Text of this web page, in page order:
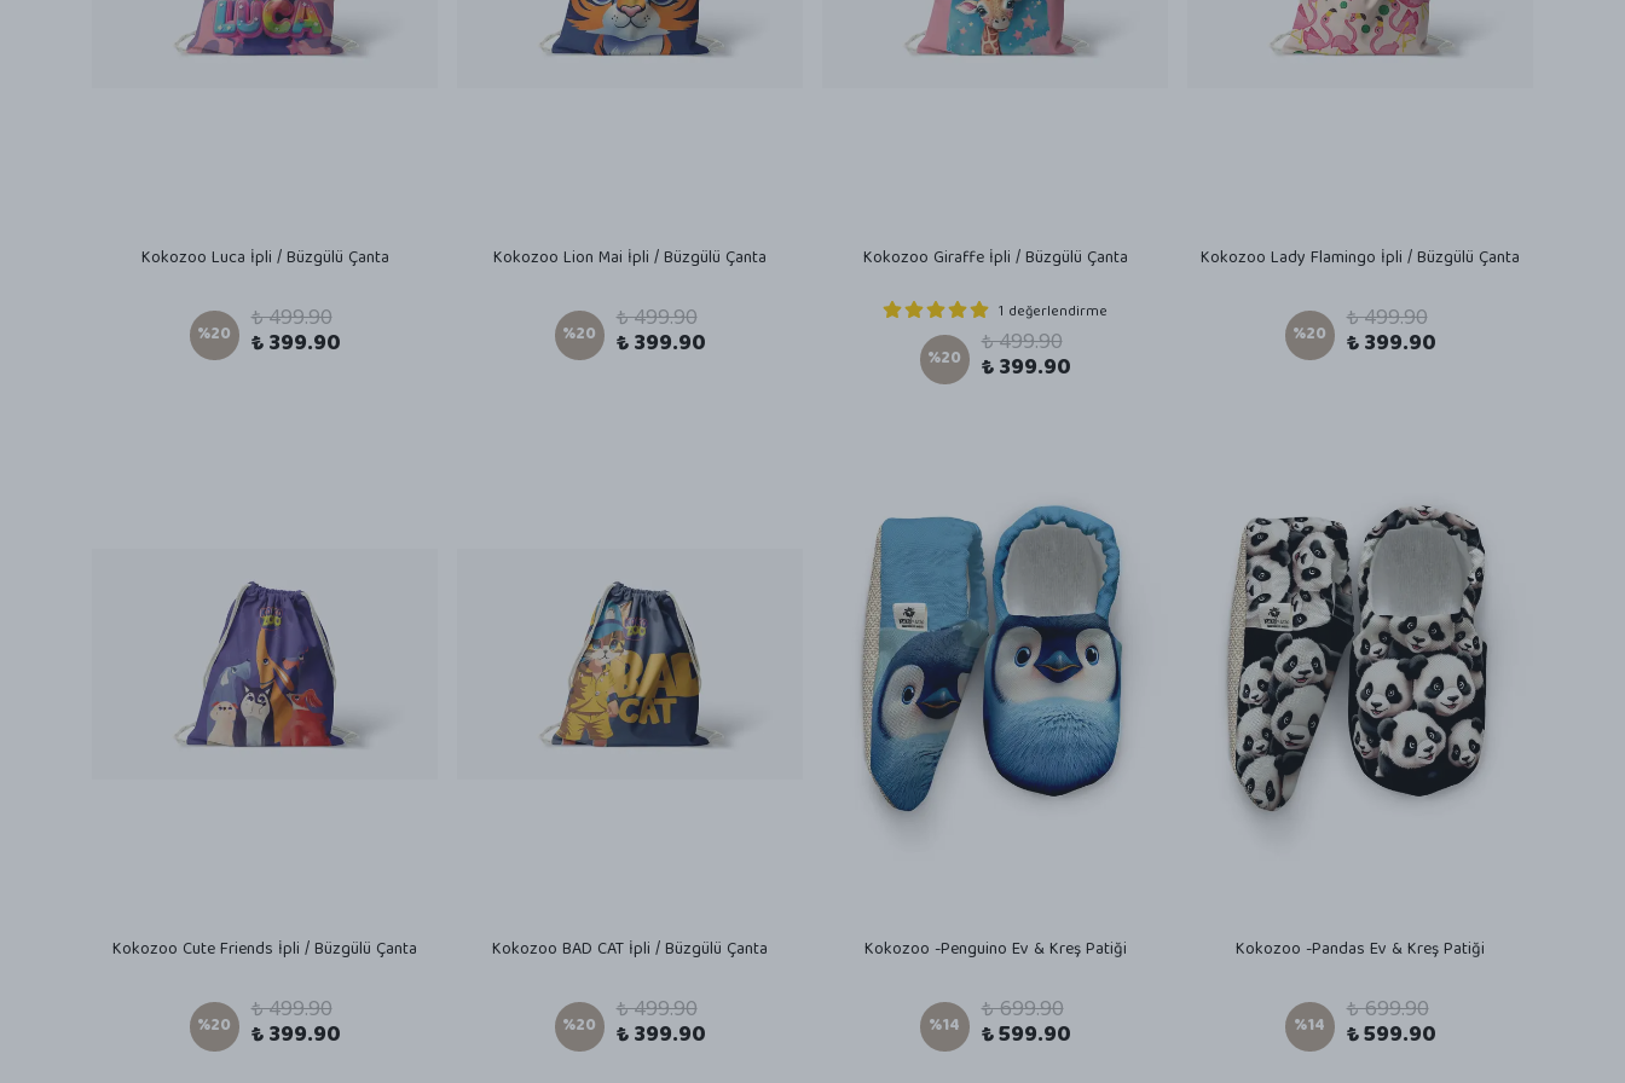
Kokozoo Luca İpli / Büzgülü Çanta
%20 ₺ 499.90
₺ 399.90
Kokozoo Lion Mai İpli / Büzgülü Çanta
%20 ₺ 499.90
₺ 399.90
Kokozoo Giraffe İpli / Büzgülü Çanta
1 değerlendirme
%20 ₺ 499.90
₺ 399.90
Kokozoo Lady Flamingo İpli / Büzgülü Çanta
%20 ₺ 499.90
₺ 399.90
Kokozoo Cute Friends İpli / Büzgülü Çanta
%20 ₺ 499.90
₺ 399.90
Kokozoo BAD CAT İpli / Büzgülü Çanta
%20 ₺ 499.90
₺ 399.90
Kokozoo -Penguino Ev & Kreş Patiği
%14 ₺ 699.90
₺ 599.90
Kokozoo -Pandas Ev & Kreş Patiği
%14 ₺ 699.90
₺ 599.90